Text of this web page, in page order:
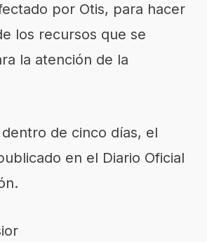
por Otis, para hacer
los recursos que se
la atención de la
de cinco días, el
en el Diario Oficial